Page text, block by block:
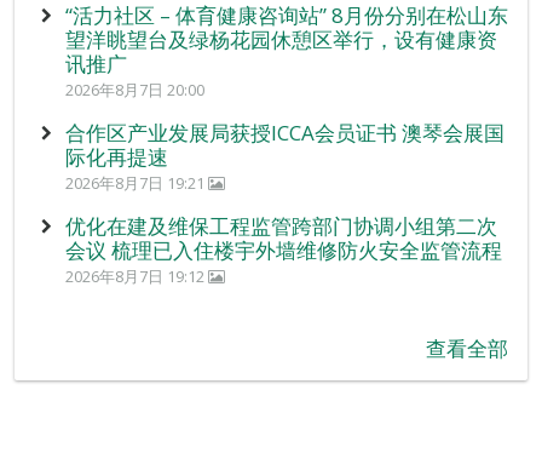
“活力社区 – 体育健康咨询站” 8月份分别在松山东
望洋眺望台及绿杨花园休憩区举行，设有健康资
讯推广
2026年8月7日 20:00
合作区产业发展局获授ICCA会员证书 澳琴会展国
际化再提速
2026年8月7日 19:21
优化在建及维保工程监管跨部门协调小组第二次
会议 梳理已入住楼宇外墙维修防火安全监管流程
2026年8月7日 19:12
查看全部